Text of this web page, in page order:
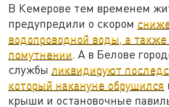
В Кемерове тем временем
предупредили о скором
водопроводной воды, а
помутнении. А в Белове
службыликвидируют
который накануне обрушился
крыши и остановочные